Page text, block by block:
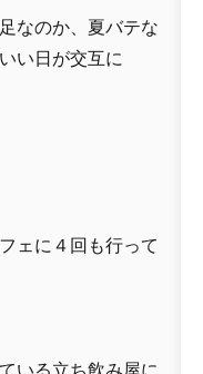
なのか、夏バテな
い日が交互に
ェに４回も行って
いる立ち飲み屋に